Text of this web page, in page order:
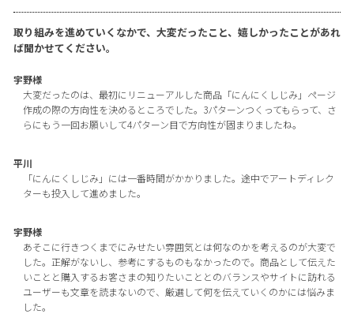
取り組みを進めていくなかで、大変だったこと、嬉しかったことがあれ
ば聞かせてください。
宇野様
大変だったのは、最初にリニューアルした商品「にんにくしじみ」ページ
作成の際の方向性を決めるところでした。3パターンつくってもらって、さ
らにもう一回お願いして4パターン目で方向性が固まりましたね。
平川
「にんにくしじみ」には一番時間がかかりました。途中でアートディレク
ターも投入して進めました。
宇野様
あそこに行きつくまでにみせたい雰囲気とは何なのかを考えるのが大変で
した。正解がないし、参考にするものもなかったので。商品として伝えた
いことと購入するお客さまの知りたいこととのバランスやサイトに訪れる
ユーザーも文章を読まないので、厳選して何を伝えていくのかには悩みま
した。